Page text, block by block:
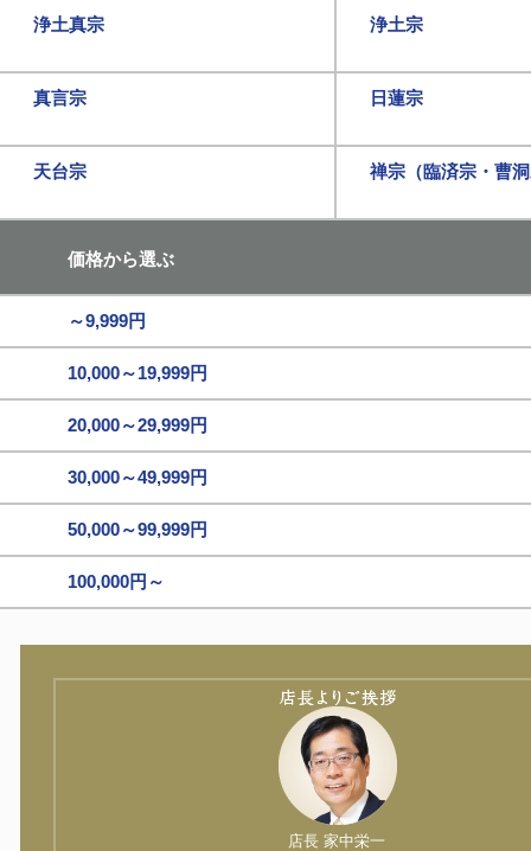
浄土真宗 浄土宗
真言宗 日蓮宗
天台宗 禅宗（臨済宗・曹
価格から選ぶ
～9,999円
10,000～19,999円
20,000～29,999円
30,000～49,999円
50,000～99,999円
100,000円～
店長 家中栄一